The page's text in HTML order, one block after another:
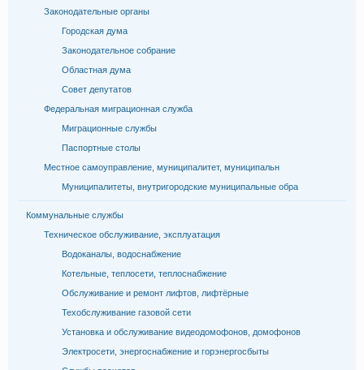
Законодательные органы
Городская дума
Законодательное собрание
Областная дума
Совет депутатов
Федеральная миграционная служба
Миграционные службы
Паспортные столы
Местное самоуправление, муниципалитет, муниципальн
Муниципалитеты, внутригородские муниципальные обра
Коммунальные службы
Техническое обслуживание, эксплуатация
Водоканалы, водоснабжение
Котельные, теплосети, теплоснабжение
Обслуживание и ремонт лифтов, лифтёрные
Техобслуживание газовой сети
Установка и обслуживание видеодомофонов, домофонов
Электросети, энергоснабжение и горэнергосбыты